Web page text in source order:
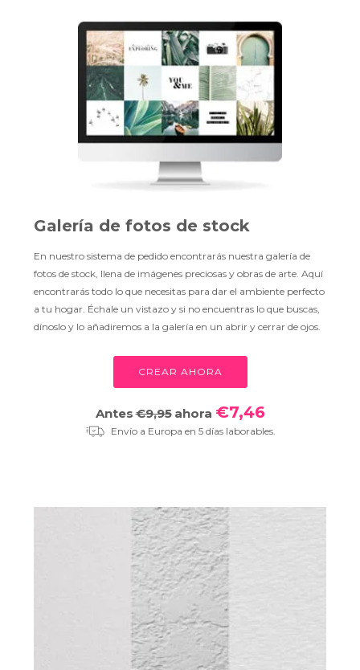
Galería de fotos de stock
En nuestro sistema de pedido encontrarás nuestra galería de
fotos de stock, llena de imágenes preciosas y obras de arte. Aquí
encontrarás todo lo que necesitas para dar el ambiente perfecto
a tu hogar. Échale un vistazo y si no encuentras lo que buscas,
dínoslo y lo añadiremos a la galería en un abrir y cerrar de ojos.
CREAR AHORA
Antes€9,95 ahora €7,46
Envío a Europa en 5 días laborables.